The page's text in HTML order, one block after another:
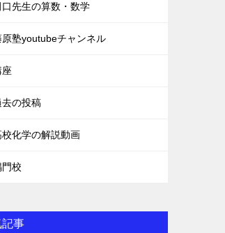
口先生の算数・数学
原塾youtubeチャンネル
去の投稿
校化学の解説動画
門校
記事